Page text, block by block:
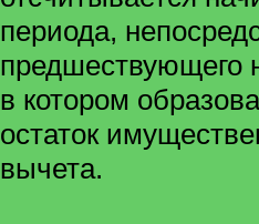
периода,
предшествующего
в котором
остаток
вычета.